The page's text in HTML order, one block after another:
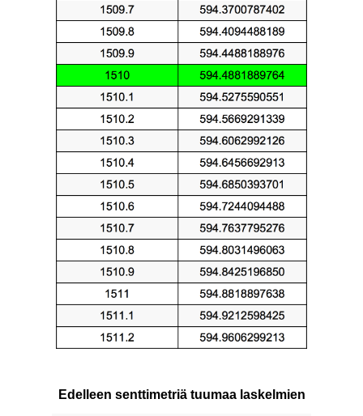
Edelleen senttimetriä tuumaa laskelmien